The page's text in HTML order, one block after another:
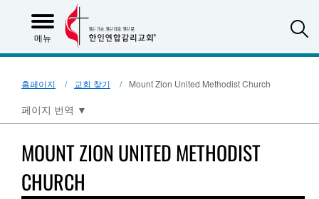
메뉴
홈페이지 교회 찾기 Mount Zion United Methodist Church
페이지 번역 ▼
MOUNT ZION UNITED METHODIST
CHURCH